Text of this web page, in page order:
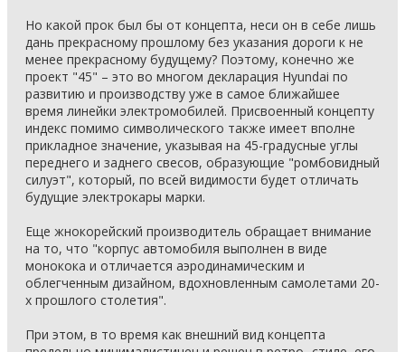
Но какой прок был бы от концепта, неси он в себе лишь
дань прекрасному прошлому без указания дороги к не
менее прекрасному будущему? Поэтому, конечно же
проект "45" – это во многом декларация Hyundai по
развитию и производству уже в самое ближайшее
время линейки электромобилей. Присвоенный концепту
индекс помимо символического также имеет вполне
прикладное значение, указывая на 45-градусные углы
переднего и заднего свесов, образующие "ромбовидный
силуэт", который, по всей видимости будет отличать
будущие электрокары марки.
Еще жнокорейский производитель обращает внимание
на то, что "корпус автомобиля выполнен в виде
монокока и отличается аэродинамическим и
облегченным дизайном, вдохновленным самолетами 20-
х прошлого столетия".
При этом, в то время как внешний вид концепта